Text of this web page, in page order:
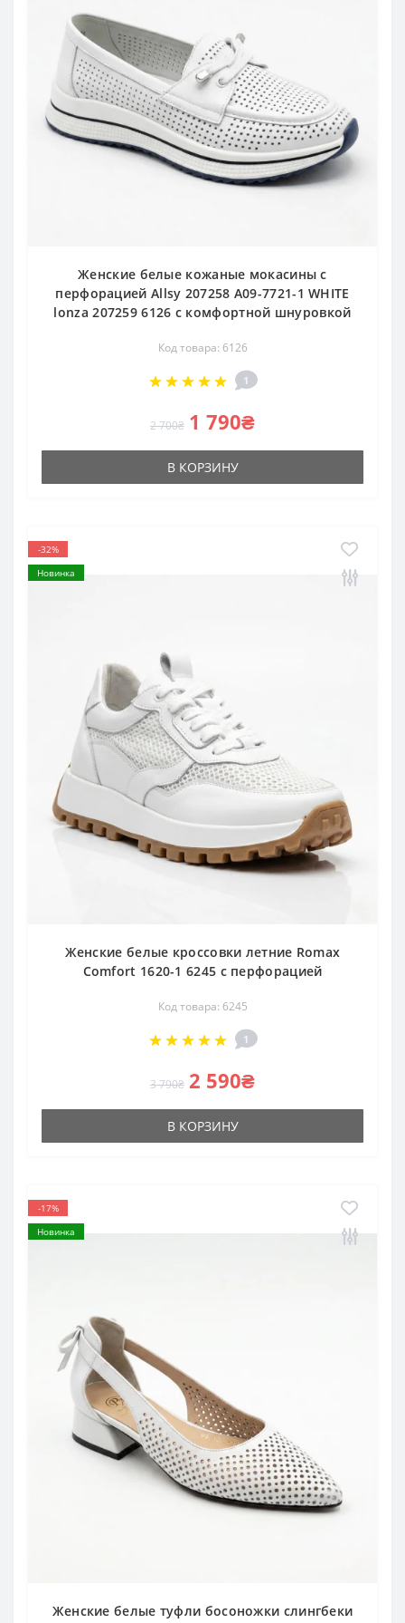
Женские белые кожаные мокасины с
перфорацией Allsy 207258 A09-7721-1 WHITE
lonza 207259 6126 с комфортной шнуровкой
Код товара: 6126
1
2 700₴ 1 790₴
В КОРЗИНУ
-32%
Новинка
Женские белые кроссовки летние Romax
Comfort 1620-1 6245 с перфорацией
Код товара: 6245
1
3 790₴ 2 590₴
В КОРЗИНУ
-17%
Новинка
Женские белые туфли босоножки слингбеки